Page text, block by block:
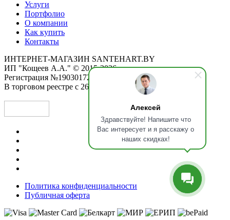
Алексей
Здравствуйте! Напишите что
Вас интересует и я расскажу о
наших скидках!
Услуги
Портфолио
О компании
Как купить
Контакты
ИНТЕРНЕТ-МАГАЗИН SANTEHART.BY
ИП "Кощеев А.А." © 2015-2026
Регистрация №190301725 от 12.02.2015
В торговом реестре с 26.11.2019
Политика конфиденциальности
Публичная оферта